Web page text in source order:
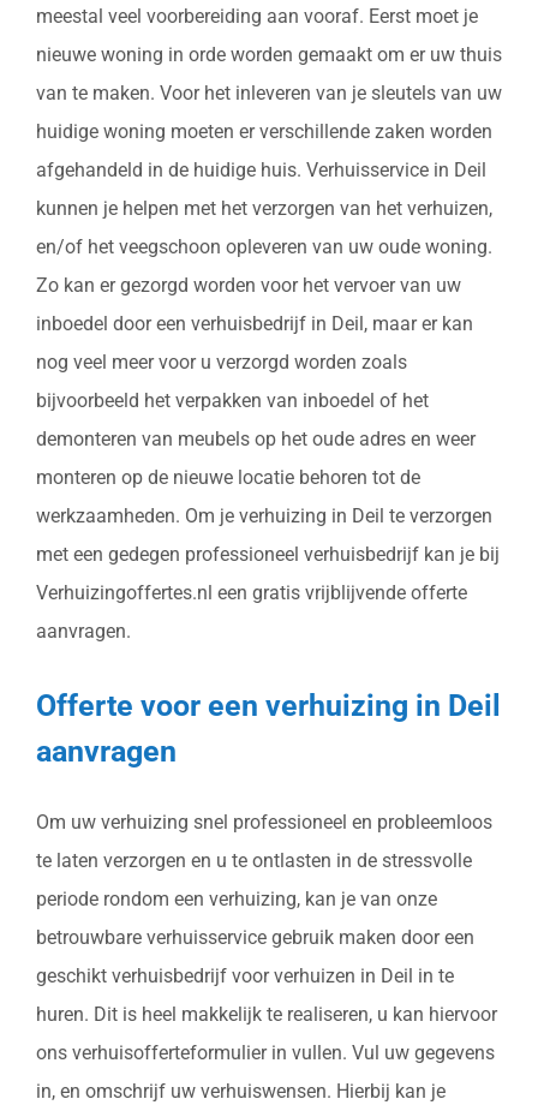
meestal veel voorbereiding aan vooraf. Eerst moet je
nieuwe woning in orde worden gemaakt om er uw thuis
van te maken. Voor het inleveren van je sleutels van uw
huidige woning moeten er verschillende zaken worden
afgehandeld in de huidige huis. Verhuisservice in Deil
kunnen je helpen met het verzorgen van het verhuizen,
en/of het veegschoon opleveren van uw oude woning.
Zo kan er gezorgd worden voor het vervoer van uw
inboedel door een verhuisbedrijf in Deil, maar er kan
nog veel meer voor u verzorgd worden zoals
bijvoorbeeld het verpakken van inboedel of het
demonteren van meubels op het oude adres en weer
monteren op de nieuwe locatie behoren tot de
werkzaamheden. Om je verhuizing in Deil te verzorgen
met een gedegen professioneel verhuisbedrijf kan je bij
Verhuizingoffertes.nl een gratis vrijblijvende offerte
aanvragen.
Offerte voor een verhuizing in Deil
aanvragen
Om uw verhuizing snel professioneel en probleemloos
te laten verzorgen en u te ontlasten in de stressvolle
periode rondom een verhuizing, kan je van onze
betrouwbare verhuisservice gebruik maken door een
geschikt verhuisbedrijf voor verhuizen in Deil in te
huren. Dit is heel makkelijk te realiseren, u kan hiervoor
ons verhuisofferteformulier in vullen. Vul uw gegevens
in, en omschrijf uw verhuiswensen. Hierbij kan je